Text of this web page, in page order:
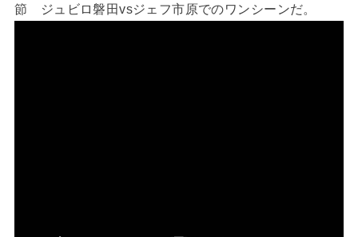
節 ジュビロ磐田vsジェフ市原でのワンシーンだ。